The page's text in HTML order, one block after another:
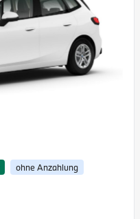
ohne Anzahlung